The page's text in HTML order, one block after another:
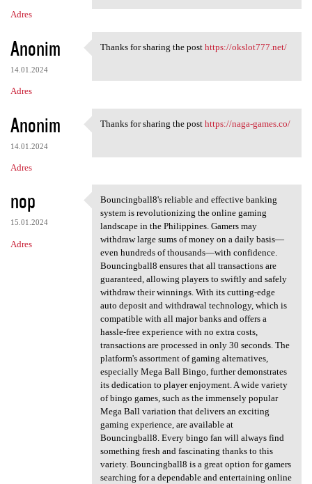
Adres
Anonim
14.01.2024
Adres
Thanks for sharing the post
Thanks for sharing the post https://okslot777.net/
Anonim
14.01.2024
Adres
Thanks for sharing the post
Thanks for sharing the post https://naga-games.co/
nop
15.01.2024
Adres
Bouncingball8's reliable and
Bouncingball8's reliable and effective banking
system is revolutionizing the online gaming
landscape in the Philippines. Gamers may
withdraw large sums of money on a daily basis—
even hundreds of thousands—with confidence.
Bouncingball8 ensures that all transactions are
guaranteed, allowing players to swiftly and safely
withdraw their winnings. With its cutting-edge
auto deposit and withdrawal technology, which is
compatible with all major banks and offers a
hassle-free experience with no extra costs,
transactions are processed in only 30 seconds. The
platform's assortment of gaming alternatives,
especially Mega Ball Bingo, further demonstrates
its dedication to player enjoyment. A wide variety
of bingo games, such as the immensely popular
Mega Ball variation that delivers an exciting
gaming experience, are available at
Bouncingball8. Every bingo fan will always find
something fresh and fascinating thanks to this
variety. Bouncingball8 is a great option for gamers
searching for a dependable and entertaining online